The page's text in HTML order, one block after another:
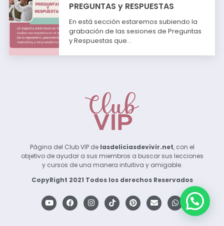
PREGUNTAS y RESPUESTAS
En está sección estaremos subiendo la
grabación de las sesiones de Preguntas
y Respuestas que…
Página del Club VIP de lasdeliciasdevivir.net, con el
objetivo de ayudar a sus miembros a buscar sus lecciones
y cursos de una manera intuitiva y amigable.
CopyRight 2021 Todos los derechos Reservados